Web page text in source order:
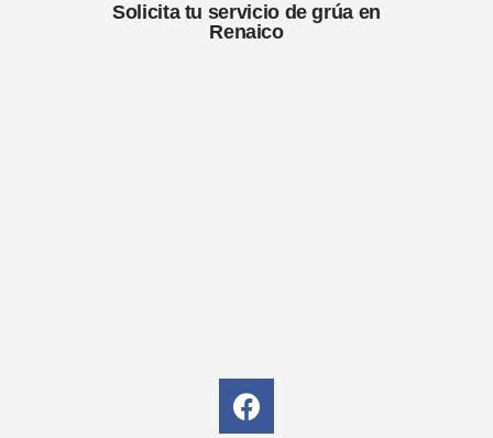
Solicita tu servicio de grúa en
Renaico